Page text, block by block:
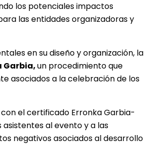
los potenciales impactos
las entidades organizadoras y
en su diseño y organización, la
Garbia,un procedimiento que
asociados a la celebración de los
el certificado Erronka Garbia-
al evento y a las
negativos asociados al desarrollo